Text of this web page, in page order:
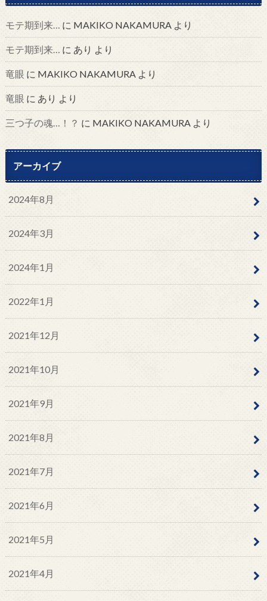
モテ期到来… に MAKIKO NAKAMURAより
モテ期到来… に あり より
竜眼 に MAKIKO NAKAMURAより
竜眼 に あり より
三つ子の魂…！？ に MAKIKO NAKAMURAより
アーカイブ
2024年8月
2024年3月
2024年1月
2022年1月
2021年12月
2021年10月
2021年9月
2021年8月
2021年7月
2021年6月
2021年5月
2021年4月